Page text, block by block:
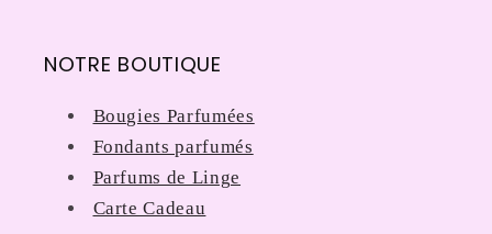
NOTRE BOUTIQUE
Bougies Parfumées
Fondants parfumés
Parfums de Linge
Carte Cadeau